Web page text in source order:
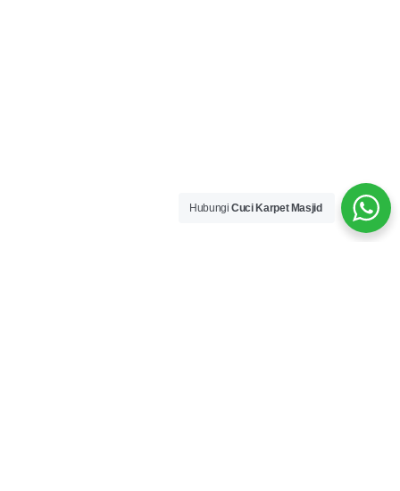
HubungiCuci Karpet Masjid